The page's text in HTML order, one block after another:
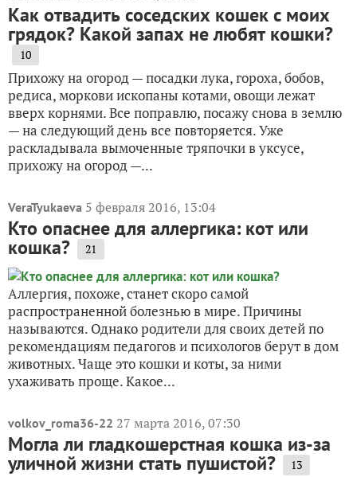
Как отвадить соседских кошек с моих
грядок? Какой запах не любят кошки?
10
Прихожу на огород — посадки лука, гороха, бобов,
редиса, моркови ископаны котами, овощи лежат
вверх корнями. Все поправлю, посажу снова в землю
— на следующий день все повторяется. Уже
раскладывала вымоченные тряпочки в уксусе,
прихожу на огород —...
VeraTyukaeva 5 февраля 2016, 13:04
Кто опаснее для аллергика: кот или
кошка? 21
Аллергия, похоже, станет скоро самой
распространенной болезнью в мире. Причины
называются. Однако родители для своих детей по
рекомендациям педагогов и психологов берут в дом
животных. Чаще это кошки и коты, за ними
ухаживать проще. Какое...
volkov_roma36-22 27 марта 2016, 07:30
Могла ли гладкошерстная кошка из-за
уличной жизни стать пушистой? 13